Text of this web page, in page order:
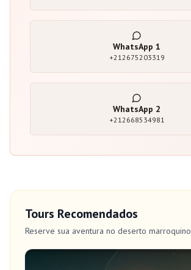
WhatsApp 1
+212675203319
WhatsApp 2
+212668534981
Tours Recomendados
Reserve sua aventura no deserto marroquino